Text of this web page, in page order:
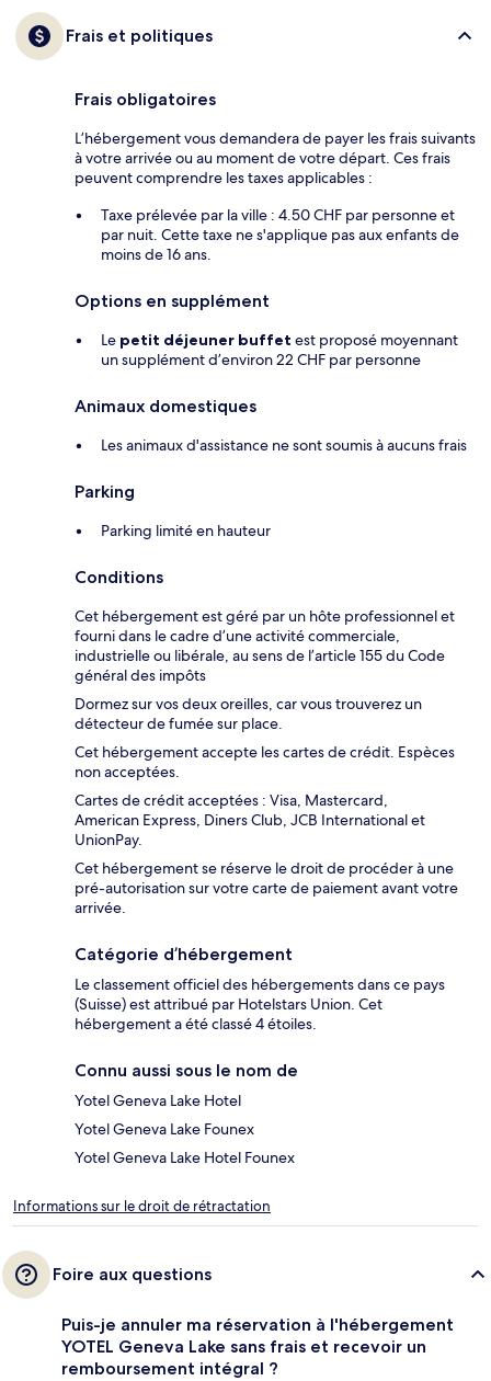
Frais et politiques
Frais obligatoires
L’hébergement vous demandera de payer les frais suivants
à votre arrivée ou au moment de votre départ. Ces frais
peuvent comprendre les taxes applicables :
Taxe prélevée par la ville : 4.50 CHF par personne et
par nuit. Cette taxe ne s'applique pas aux enfants de
moins de 16 ans.
Options en supplément
Le petit déjeuner buffet est proposé moyennant
un supplément d’environ 22 CHF par personne
Animaux domestiques
Les animaux d'assistance ne sont soumis à aucuns frais
Parking
Parking limité en hauteur
Conditions
Cet hébergement est géré par un hôte professionnel et
fourni dans le cadre d’une activité commerciale,
industrielle ou libérale, au sens de l’article 155 du Code
général des impôts
Dormez sur vos deux oreilles, car vous trouverez un
détecteur de fumée sur place.
Cet hébergement accepte les cartes de crédit. Espèces
non acceptées.
Cartes de crédit acceptées : Visa, Mastercard,
American Express, Diners Club, JCB International et
UnionPay.
Cet hébergement se réserve le droit de procéder à une
pré-autorisation sur votre carte de paiement avant votre
arrivée.
Catégorie d’hébergement
Le classement officiel des hébergements dans ce pays
(Suisse) est attribué par Hotelstars Union. Cet
hébergement a été classé 4 étoiles.
Connu aussi sous le nom de
Yotel Geneva Lake Hotel
Yotel Geneva Lake Founex
Yotel Geneva Lake Hotel Founex
Informations sur le droit de rétractation
Foire aux questions
Puis-je annuler ma réservation à l'hébergement
YOTEL Geneva Lake sans frais et recevoir un
remboursement intégral ?